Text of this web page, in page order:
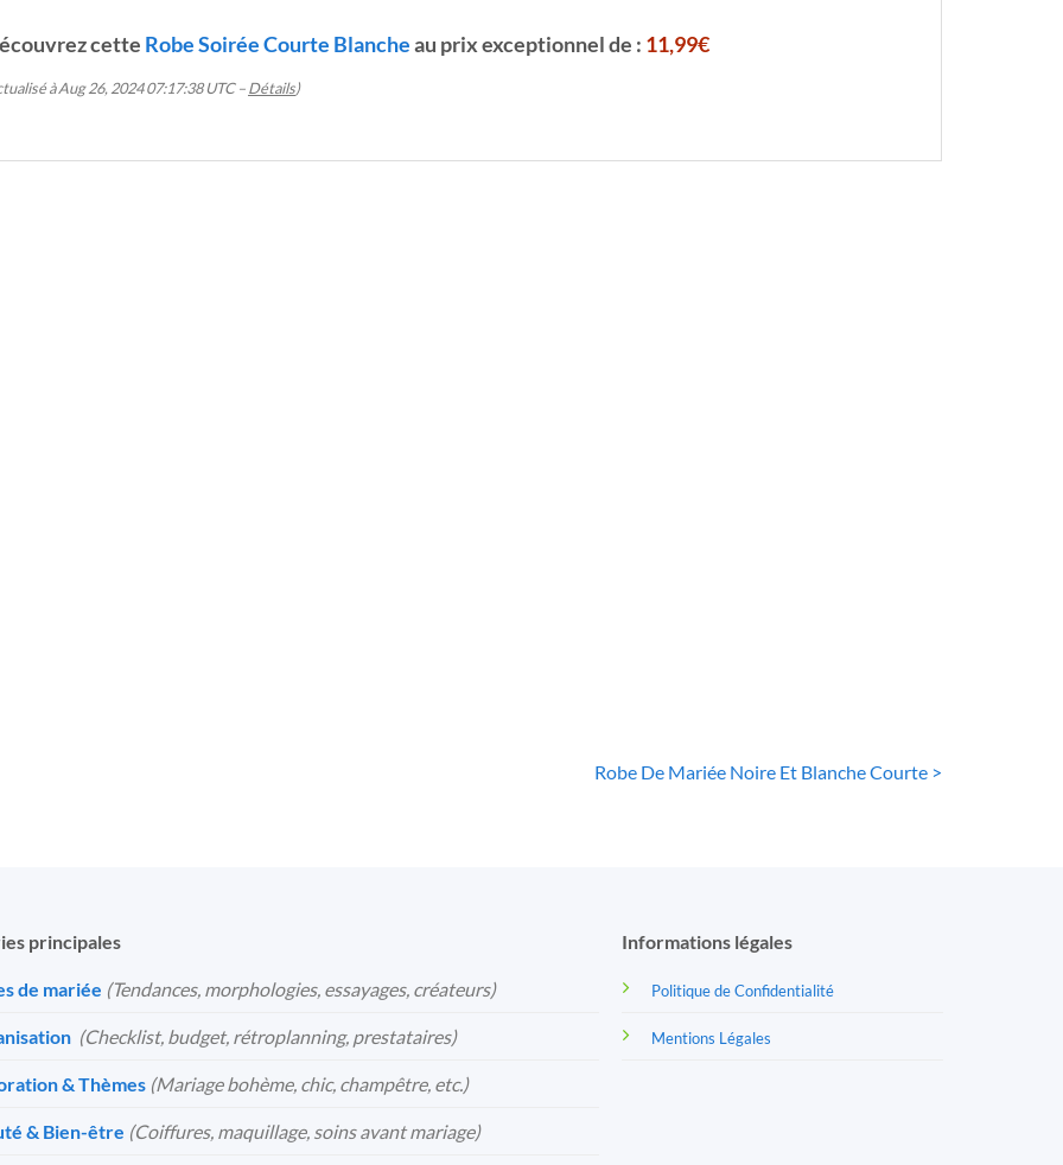
cette Robe Soirée Courte Blancheau prix exceptionnel de : 11,99€
à Aug 26, 2024 07:17:38 UTC –Détails)
Robe De Mariée Noire Et Blanche Courte >
principales
de mariée (Tendances, morphologies, essayages, créateurs)
(Checklist, budget, rétroplanning, prestataires)
& Thèmes (Mariage bohème, chic, champêtre, etc.)
& Bien-être (Coiffures, maquillage, soins avant mariage)
Informations légales
Politique de Confidentialité
Mentions Légales